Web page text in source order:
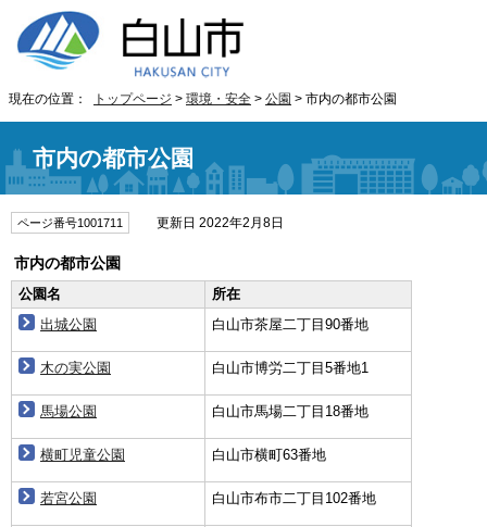
現在の位置： トップページ > 環境・安全 > 公園 > 市内の都市公園
市内の都市公園
ページ番号1001711 更新日 2022年2月8日
市内の都市公園
公園名
所在
出城公園
白山市茶屋二丁目90番地
木の実公園 白山市博労二丁目5番地1
馬場公園 白山市馬場二丁目18番地
横町児童公園 白山市横町63番地
若宮公園 白山市布市二丁目102番地